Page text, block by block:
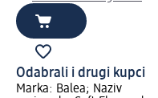
Odabrali i drugi kupci
Marka: Balea; Naziv